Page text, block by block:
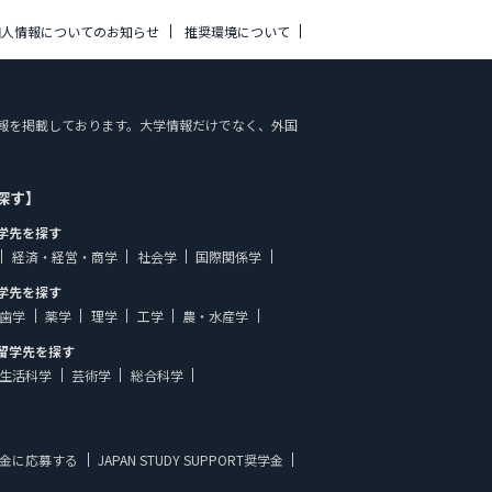
情報についてのお知らせ 推奨環境について
を掲載しております。大学情報だけでなく、外国
】
先を探す
経済・経営・商学
社会学
国際関係学
先を探す
学
薬学 理学 工学
農・水産学
学先を探す
生活科学
芸術学 総合科学
に応募する JAPAN STUDY SUPPORT奨学金